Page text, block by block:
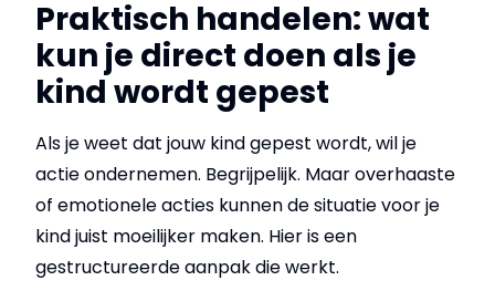
Praktisch handelen: wat
kun je direct doen als je
kind wordt gepest
Als je weet dat jouw kind gepest wordt, wil je
actie ondernemen. Begrijpelijk. Maar overhaaste
of emotionele acties kunnen de situatie voor je
kind juist moeilijker maken. Hier is een
gestructureerde aanpak die werkt.